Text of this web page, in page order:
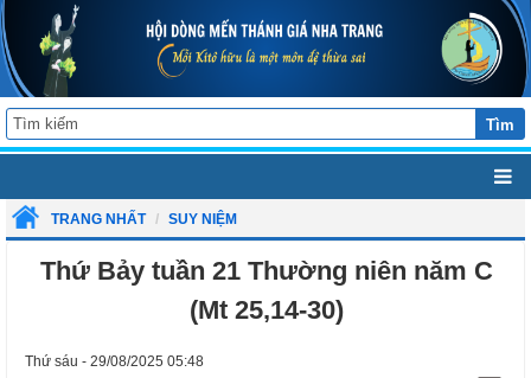
Tìm
TRANG NHẤT SUY NIỆM
Thứ Bảy tuần 21 Thường niên năm C
(Mt 25,14-30)
Thứ sáu - 29/08/2025 05:48